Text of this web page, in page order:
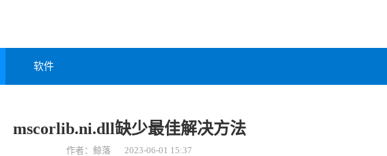
软件
mscorlib.ni.dll缺少最佳解决方法
作者：鲸落 2023-06-01 15:37